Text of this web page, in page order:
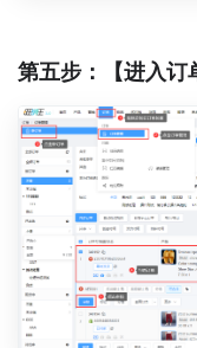
第五步：【进入